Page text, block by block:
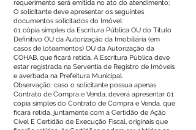
requerimento será emitida no ato do atendimento;
O solicitante deve apresentar os seguintes
documentos solicitados do Imóvel:
01 cópia simples da Escritura Pública OU do Título
Definitivo OU da Autorização da Imobiliária (em
casos de loteamentos) OU da Autorização da
COHAB, que ficará retida. A Escritura Pública deve
estar registrada na Serventia de Registro de Imóveis
e averbada na Prefeitura Municipal.
Observação: caso o solicitante possua apenas
Contrato de Compra e Venda, deverá apresentar 01
cópia simples do Contrato de Compra e Venda, que
ficará retida, juntamente com a Certidão de Ação
Cível E Certidão de Execução Fiscal, originais que